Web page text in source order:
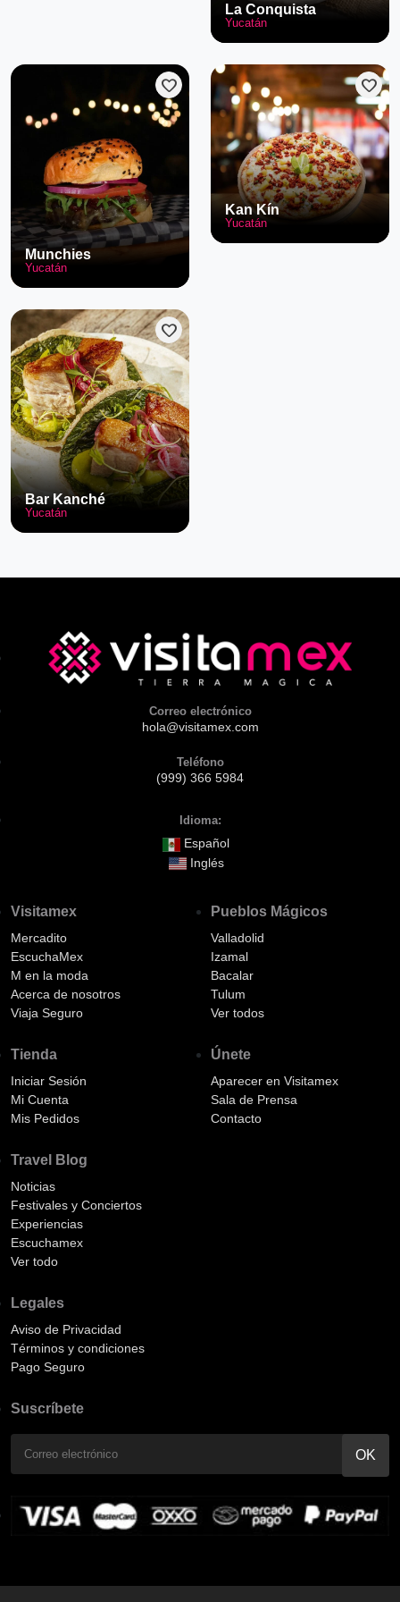
La Conquista
Yucatán
favorite
Munchies
Yucatán
favorite
Kan Kín
Yucatán
favorite
Bar Kanché
Yucatán
Correo electrónico
hola@visitamex.com
Teléfono
(999) 366 5984
Idioma:
Español
Inglés
Visitamex
Mercadito
EscuchaMex
M en la moda
Acerca de nosotros
Viaja Seguro
Tienda
Iniciar Sesión
Mi Cuenta
Mis Pedidos
Pueblos Mágicos
Valladolid
Izamal
Bacalar
Tulum
Ver todos
Únete
Aparecer en Visitamex
Sala de Prensa
Contacto
Travel Blog
Noticias
Festivales y Conciertos
Experiencias
Escuchamex
Ver todo
Legales
Aviso de Privacidad
Términos y condiciones
Pago Seguro
Suscríbete